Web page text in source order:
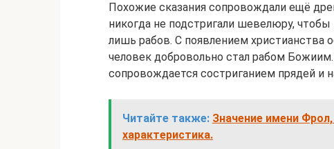
Похожие сказания сопровождали ещё
никогда не подстригали шевелюру,
лишь рабов. С появлением христианства
человек добровольно стал рабом
сопровождается состриганием прядей и
Читайте также: Значение имени
характеристика.